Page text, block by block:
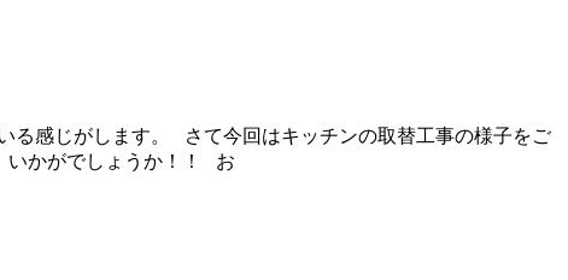
る感じがします。 さて今回はキッチンの取替工事の様子をご
か！！ お